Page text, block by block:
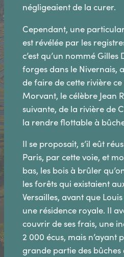
négligeaient de la curer.
Cependant, une
est révélée par les
c’est qu’un nommé
forges dans le Nivernais,
de faire de cette rivière
Morvant, le célèbre Jean
suivante, de la rivière de
la rendre flottable à
Il se proposait, s’il eût
Paris, par cette voie, et
bas, les bois à brûler
les forêts qui existaient
Versailles, avant que
une résidence royale. Il
couvrir de ses frais, une
2 000 écus, mais n’ayant
grande partie des bûches